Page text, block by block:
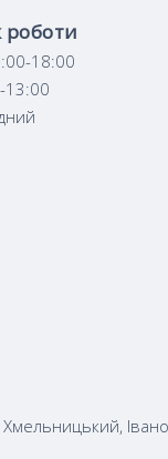
роботи
18:00
13:00
Хмельницький,